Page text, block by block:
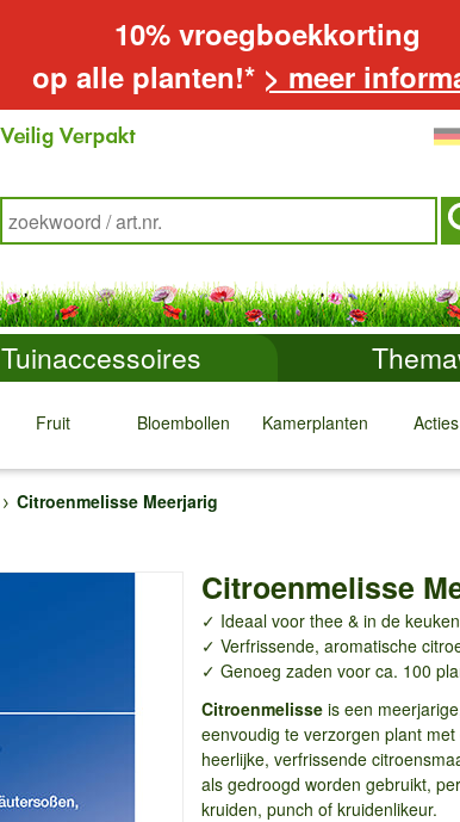
10% vroegboekkorting
op alle planten!* > meer
Tuinaccessoires
Fruit Bloembollen
↓
Kamerplanten
↓ ↓
Citroenmelisse Meerjarig
Citroenmelisse
✓ Ideaal voor thee & in de keuken
✓ Verfrissende, aromatische
✓ Genoeg zaden voor ca. 100
Citroenmelisseis een
eenvoudig te verzorgen plant met
heerlijke, verfrissende
als gedroogd worden gebruikt,
kruiden, punch of kruidenlikeur.